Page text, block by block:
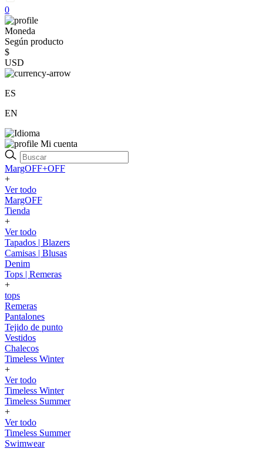
0
Moneda
Según producto
$
USD
ES
EN
Mi cuenta
MargOFF+OFF
+
Ver todo
MargOFF
Tienda
+
Ver todo
Tapados | Blazers
Camisas | Blusas
Denim
Tops | Remeras
+
tops
Remeras
Pantalones
Tejido de punto
Vestidos
Chalecos
Timeless Winter
+
Ver todo
Timeless Winter
Timeless Summer
+
Ver todo
Timeless Summer
Swimwear